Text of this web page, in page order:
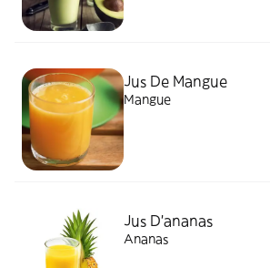
Jus De Mangue
Mangue
Jus D'ananas
Ananas